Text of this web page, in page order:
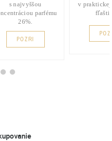
s najvyššou
parfému
26%.
POZRI
v